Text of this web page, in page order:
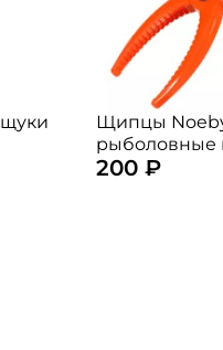
Щипцы
рыболовные
(цвет:
200 ₽